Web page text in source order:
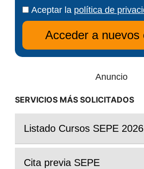
Aceptar la política de
Anuncio
SERVICIOS MÁS SOLICITADOS
Listado Cursos SEPE 2026
Cita previa SEPE